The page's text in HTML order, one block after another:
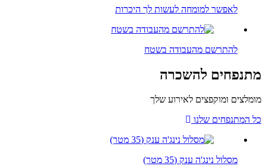
לאפשר למומחה לעשות לך היכרות
להתרשם מהעבודה בשטח
להשכרה
ומוקפצים לאירוע שלך
המתנפחים שלנו
מסלול נינג'ה ענק (35 מטר)